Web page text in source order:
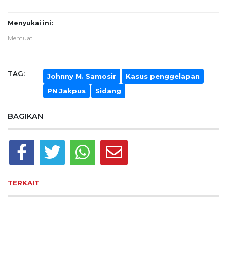
Menyukai ini:
Memuat...
TAG: Johnny M. Samosir
Kasus penggelapan
PN Jakpus
Sidang
BAGIKAN
TERKAIT